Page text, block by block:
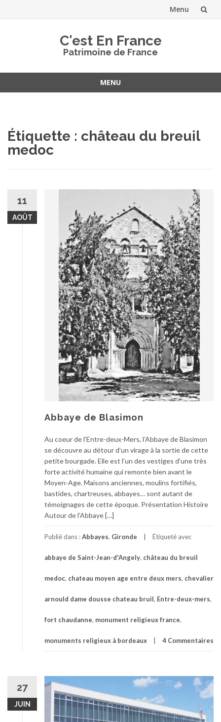
Menu
C'est En France
Patrimoine de France
MENU
Étiquette : château du breuil
medoc
11
AOÛT
Abbaye de Blasimon
Au coeur de l’Entre-deux-Mers, l’Abbaye de Blasimon
se découvre au détour d’un virage à la sortie de cette
petite bourgade. Elle est l’un des vestiges d’une très
forte activité humaine qui remonte bien avant le
Moyen-Age. Maisons anciennes, moulins fortifiés,
bastides, chartreuses, abbayes… sont autant de
témoignages de cette époque. Présentation Histoire
Autour de l’Abbaye […]
Publié dans :Abbayes, Gironde Étiqueté avec
abbaye de Saint-Jean-d'Angely, château du breuil
medoc, chateau moyen age entre deux mers, chevalier
arnould dame dousse chateau bruil, Entre-deux-mers,
fort chaudanne, monument religieux france,
monuments religieux à bordeaux 4 Commentaires
27
JUIN